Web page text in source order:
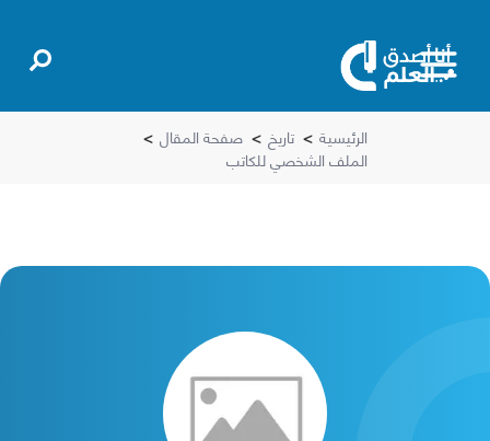
الرئيسية > تاريخ > صفحة المقال >
الملف الشخصي للكاتب